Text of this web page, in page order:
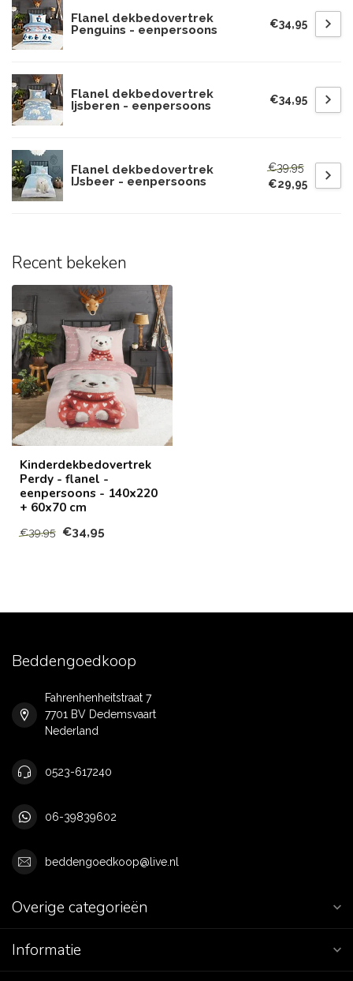
Flanel dekbedovertrek
Penguins - eenpersoons
€34,95
Flanel dekbedovertrek
Ijsberen - eenpersoons
€34,95
Flanel dekbedovertrek
IJsbeer - eenpersoons
€39,95
€29,95
Recent bekeken
Kinderdekbedovertrek
Perdy - flanel -
eenpersoons - 140x220
+ 60x70 cm
€39,95 €34,95
Beddengoedkoop
Fahrenhenheitstraat 7
7701 BV Dedemsvaart
Nederland
0523-617240
06-39839602
beddengoedkoop@live.nl
Overige categorieën
Informatie